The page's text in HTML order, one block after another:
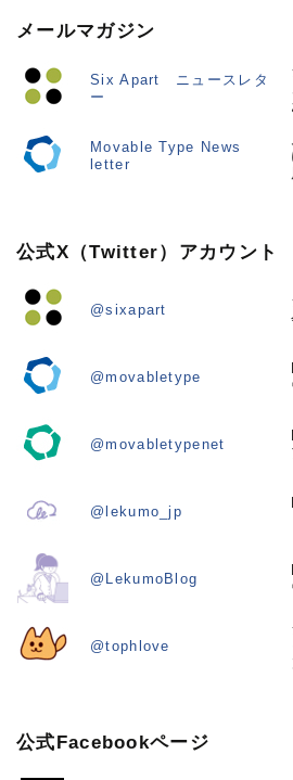
メールマガジン
Six Apart ニュースレタ
ー
Movable Type News
letter
公式X（Twitter）アカウント
@sixapart
@movabletype
@movabletypenet
@lekumo_jp
@LekumoBlog
@tophlove
公式Facebookページ